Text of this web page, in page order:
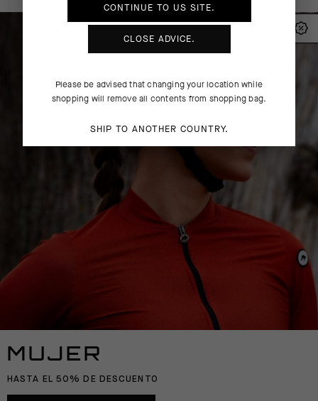
MUJER
HASTA EL 50% DE DESCUENTO
CONTINUE TO US SITE.
CLOSE ADVICE.
Please be advised that changing your location while
shopping will remove all contents from shopping bag.
SHIP TO ANOTHER COUNTRY.